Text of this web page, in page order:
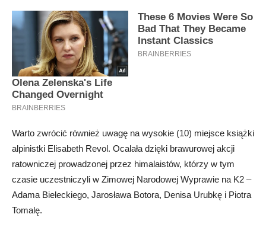
Warto zwrócić również uwagę na wysokie (10) miejsce książki
alpinistki Elisabeth Revol. Ocalała dzięki brawurowej akcji
ratowniczej prowadzonej przez himalaistów, którzy w tym
czasie uczestniczyli w Zimowej Narodowej Wyprawie na K2 –
Adama Bieleckiego, Jarosława Botora, Denisa Urubkę i Piotra
Tomalę.